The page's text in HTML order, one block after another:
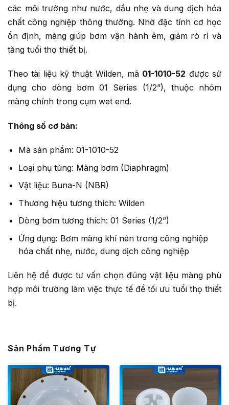
các môi trường như nước, dầu nhẹ và dung dịch hóa
chất công nghiệp thông thường. Nhờ đặc tính cơ học
ổn định, màng giúp bơm vận hành êm, giảm rò rỉ và
tăng tuổi thọ thiết bị.
Theo tài liệu kỹ thuật Wilden, mã 01-1010-52 được sử
dụng cho dòng bơm 01 Series (1/2”), thuộc nhóm
màng chính trong cụm wet end.
Thông số cơ bản:
Mã sản phẩm: 01-1010-52
Loại phụ tùng: Màng bơm (Diaphragm)
Vật liệu: Buna-N (NBR)
Thương hiệu tương thích: Wilden
Dòng bơm tương thích: 01 Series (1/2”)
Ứng dụng: Bơm màng khí nén trong công nghiệp
hóa chất nhẹ, nước, dung dịch công nghiệp
Liên hệ để được tư vấn chọn đúng vật liệu màng phù
hợp môi trường làm việc thực tế để tối ưu tuổi thọ thiết
bị.
Sản Phẩm Tương Tự